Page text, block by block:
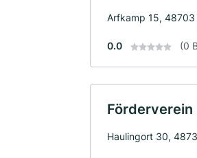
Arfkamp 15,
0.0 (0
Förderverein
Haulingort 30,